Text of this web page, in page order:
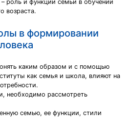
роль и функции семьи в обучении
возраста.
в формировании
каким образом и с помощью
как семья и школа, влияют на
необходимо рассмотреть
семью, ее функции, стили